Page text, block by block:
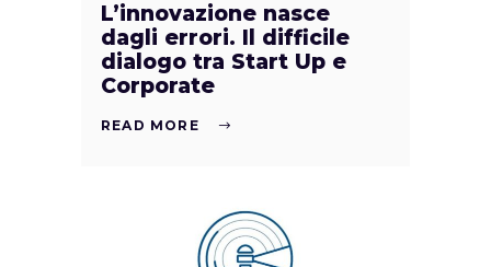
L’innovazione nasce
dagli errori. Il difficile
dialogo tra Start Up e
Corporate
READ MORE